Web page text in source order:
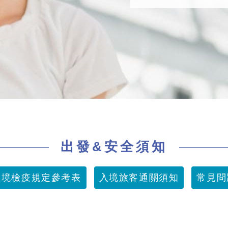
出發&安全須知
檢疫規定參考表 入境旅客通關須知 常見